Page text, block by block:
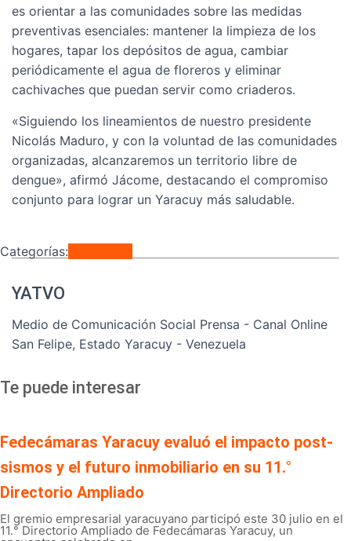
es orientar a las comunidades sobre las medidas
preventivas esenciales: mantener la limpieza de los
hogares, tapar los depósitos de agua, cambiar
periódicamente el agua de floreros y eliminar
cachivaches que puedan servir como criaderos.
«Siguiendo los lineamientos de nuestro presidente
Nicolás Maduro, y con la voluntad de las comunidades
organizadas, alcanzaremos un territorio libre de
dengue», afirmó Jácome, destacando el compromiso
conjunto para lograr un Yaracuy más saludable.
Categorías:
YATVO
Medio de Comunicación Social Prensa - Canal Online
San Felipe, Estado Yaracuy - Venezuela
Te puede interesar
Fedecámaras Yaracuy evaluó el impacto post-
sismos y el futuro inmobiliario en su 11.°
Directorio Ampliado
El gremio empresarial yaracuyano participó este 30 julio en el
11.° Directorio Ampliado de Fedecámaras Yaracuy, un